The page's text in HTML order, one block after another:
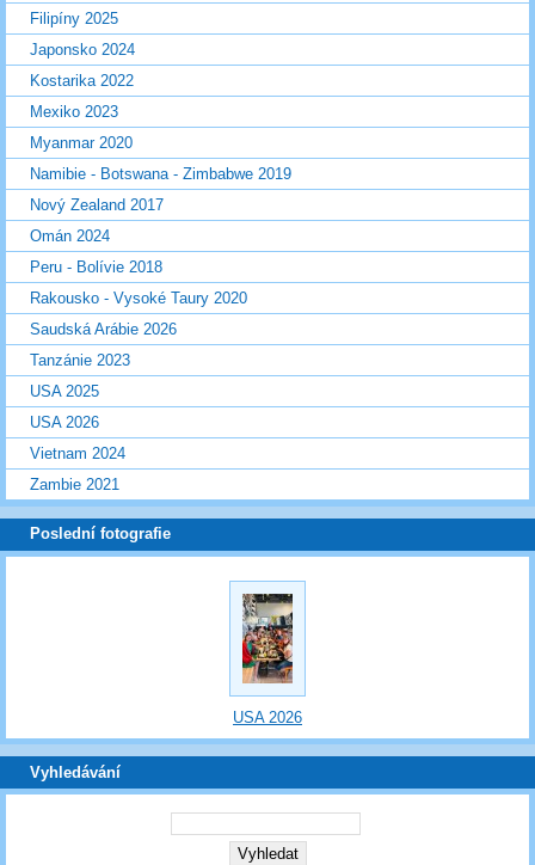
Filipíny 2025
Japonsko 2024
Kostarika 2022
Mexiko 2023
Myanmar 2020
Namibie - Botswana - Zimbabwe 2019
Nový Zealand 2017
Omán 2024
Peru - Bolívie 2018
Rakousko - Vysoké Taury 2020
Saudská Arábie 2026
Tanzánie 2023
USA 2025
USA 2026
Vietnam 2024
Zambie 2021
Poslední fotografie
USA 2026
Vyhledávání